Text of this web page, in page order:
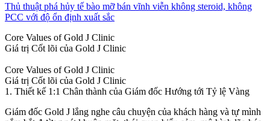
Thủ thuật phá hủy tế bào mỡ bán vĩnh viễn không steroid, không
PCC với độ ổn định xuất sắc
Core Values of Gold J Clinic
Giá trị Cốt lõi của Gold J Clinic
Core Values of Gold J Clinic
Giá trị Cốt lõi của Gold J Clinic
1. Thiết kế 1:1 Chân thành của Giám đốc Hướng tới Tỷ lệ Vàng
Giám đốc Gold J lắng nghe câu chuyện của khách hàng và tự mình